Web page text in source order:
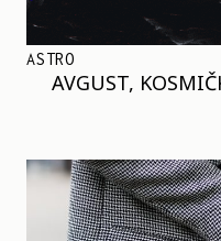
ASTRO
AVGUST,